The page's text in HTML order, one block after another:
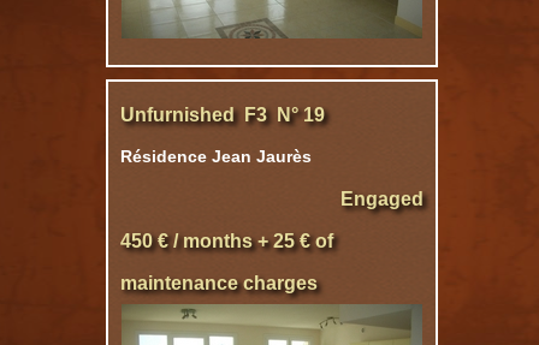
Unfurnished F3 N° 19
Résidence Jean Jaurès
Engaged
450 € / months + 25 € of
maintenance charges